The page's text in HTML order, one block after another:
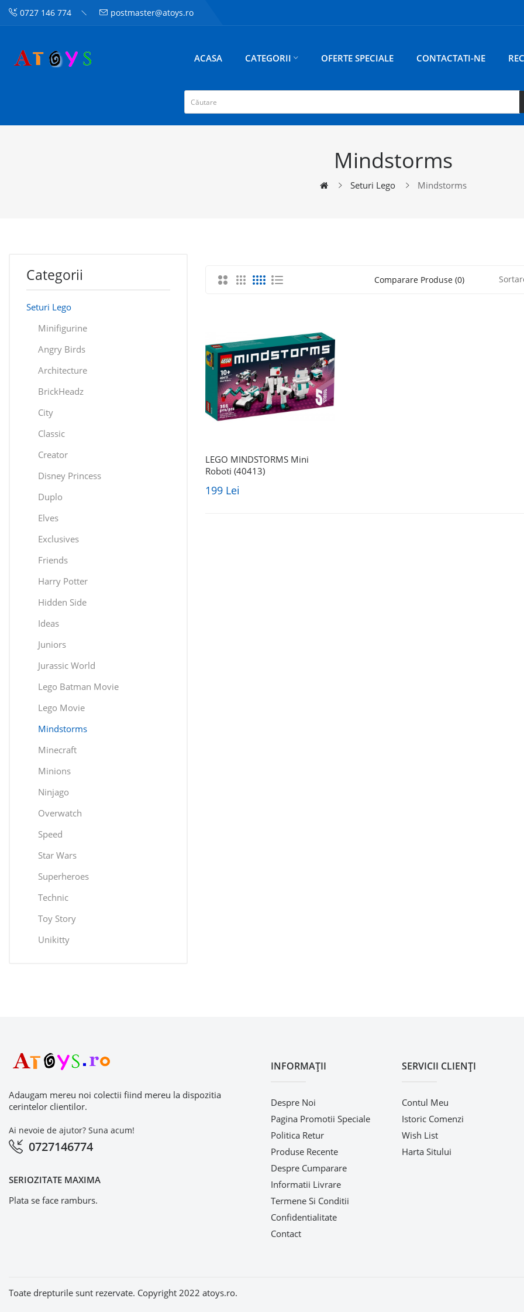
0727 146 774 postmaster@atoys.ro
ACASA CATEGORII OFERTE SPECIALE CONTACTATI-NE
Mindstorms
Seturi Lego Mindstorms
Categorii
Seturi Lego
Minifigurine
Angry Birds
Architecture
BrickHeadz
City
Classic
Creator
Disney Princess
Duplo
Elves
Exclusives
Friends
Harry Potter
Hidden Side
Ideas
Juniors
Jurassic World
Lego Batman Movie
Lego Movie
Mindstorms
Minecraft
Minions
Ninjago
Overwatch
Speed
Star Wars
Superheroes
Technic
Toy Story
Unikitty
Comparare Produse (0)
LEGO MINDSTORMS Mini
Roboti (40413)
199 Lei
Adaugam mereu noi colectii fiind mereu la dispozitia
cerintelor clientilor.
Ai nevoie de ajutor? Suna acum!
0727146774
SERIOZITATE MAXIMA
Plata se face ramburs.
INFORMAŢII
Despre Noi
Pagina Promotii Speciale
Politica Retur
Produse Recente
Despre Cumparare
Informatii Livrare
Termene Si Conditii
Confidentialitate
Contact
SERVICII CLIENŢI
Contul Meu
Istoric Comenzi
Wish List
Harta Sitului
Toate drepturile sunt rezervate. Copyright 2022 atoys.ro.